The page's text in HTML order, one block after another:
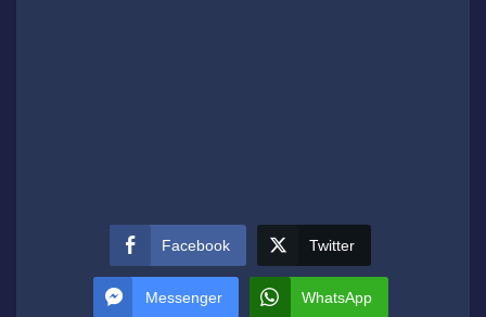
Facebook Twitter
Messenger WhatsApp